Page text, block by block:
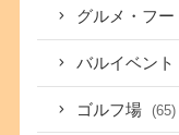
グルメ・フー
バルイベント
ゴルフ場 (65)